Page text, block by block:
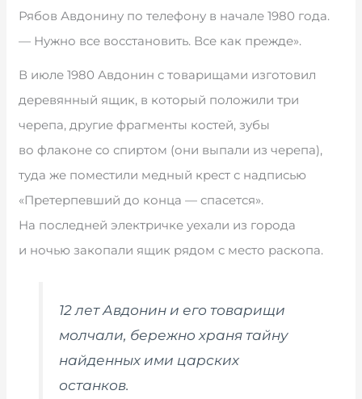
Рябов Авдонину по телефону в начале 1980 года.
— Нужно все восстановить. Все как прежде».
В июле 1980 Авдонин с товарищами изготовил
деревянный ящик, в который положили три
черепа, другие фрагменты костей, зубы
во флаконе со спиртом (они выпали из черепа),
туда же поместили медный крест с надписью
«Претерпевший до конца — спасется».
На последней электричке уехали из города
и ночью закопали ящик рядом с место раскопа.
12 лет Авдонин и его товарищи
молчали, бережно храня тайну
найденных ими царских
останков.